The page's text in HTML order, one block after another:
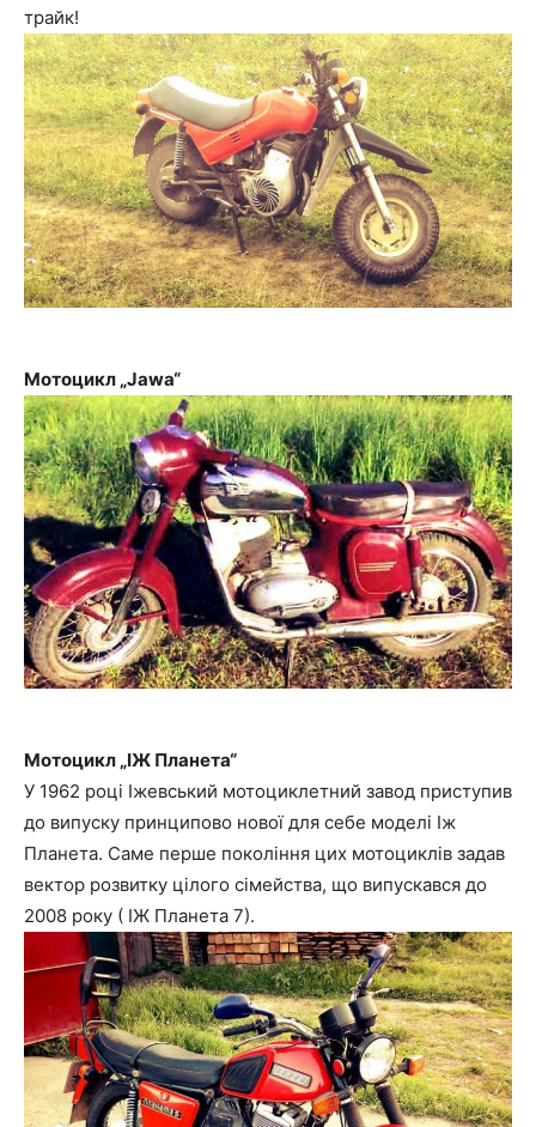
трайк!
Мотоцикл „Jawa“
Мотоцикл „ІЖ Планета“
У 1962 році Іжевський мотоциклетний завод приступив
до випуску принципово нової для себе моделі Іж
Планета. Саме перше покоління цих мотоциклів задав
вектор розвитку цілого сімейства, що випускався до
2008 року ( ІЖ Планета 7).